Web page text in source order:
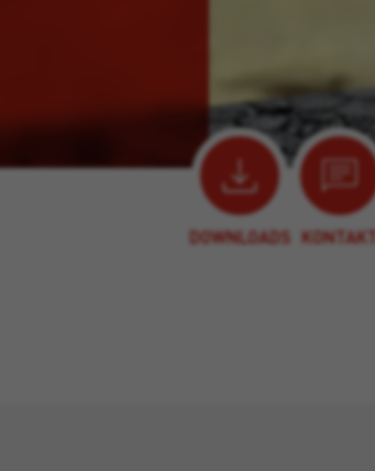
DOWNLOADS KONTAKT